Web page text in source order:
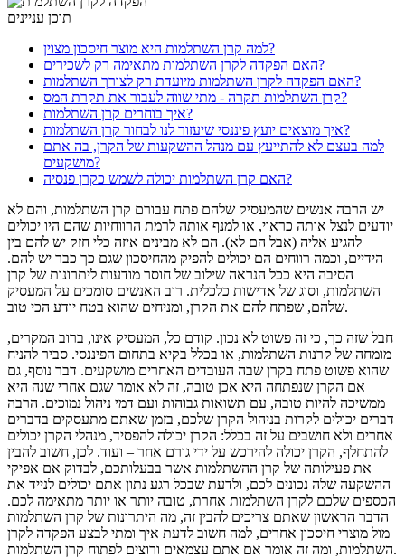
תוכן עניינים
למה קרן השתלמות היא מוצר חיסכון מצוין?
האם הפקדה לקרן השתלמות מתאימה רק לשכירים?
האם הפקדה לקרן השתלמות מיועדת רק לצורך השתלמות?
קרן השתלמות תקרה - מתי שווה לעבור את תקרת המס?
איך בוחרים קרן השתלמות?
איך מוצאים יועץ פיננסי שיעזור לנו לבחור קרן השתלמות?
למה בעצם לא להתייעץ עם מנהל ההשקעות של הקרן, בה אתם
מושקעים?
האם קרן השתלמות יכולה לשמש כקרן פנסיה?
יש הרבה אנשים שהמעסיק שלהם פתח עבורם קרן השתלמות, והם לא
יודעים לנצל אותה כראוי, או למנף אותה לרמת הרווחיות שהם היו יכולים
להגיע אליה (אבל הם לא). הם לא מבינים איזה כלי חזק יש להם בין
הידיים, וכמה רווחים הם יכולים להפיק מהחיסכון שגם כך כבר יש להם.
הסיבה היא ככל הנראה שילוב של חוסר מודעות ליתרונות של קרן
השתלמות, וסוג של אדישות כלכלית. רוב האנשים סומכים על המעסיק
שלהם, שפתח להם את הקרן, ומניחים שהוא בטח יודע הכי טוב.
חבל שזה כך, כי זה פשוט לא נכון. קודם כל, המעסיק אינו, ברוב המקרים,
מומחה של קרנות השתלמות, או בכלל בקיא בתחום הפיננסי. סביר להניח
שהוא פשוט פתח בקרן שבה העובדים האחרים מושקעים. דבר נוסף, גם
אם הקרן שנפתחה היא אכן טובה, זה לא אומר שגם אחרי שנה היא
ממשיכה להיות טובה, עם תשואות גבוהות ועם דמי ניהול נמוכים. הרבה
דברים יכולים לקרות בניהול הקרן שלכם, בזמן שאתם מתעסקים בדברים
אחרים ולא חושבים על זה בכלל: הקרן יכולה להפסיד, מנהלי הקרן יכולים
להתחלף, הקרן יכולה להירכש על ידי גורם אחר – ועוד. לכן, חשוב להבין
את פעילותה של קרן ההשתלמות אשר בבעלותכם, לבדוק אם אפיקי
ההשקעה שלה נכונים לכם, ולדעת שבכל רגע נתון אתם יכולים לנייד את
הכספים שלכם לקרן השתלמות אחרת, טובה יותר או יותר מתאימה לכם.
הדבר הראשון שאתם צריכים להבין זה, מה היתרונות של קרן השתלמות
מול מוצרי חיסכון אחרים, למה חשוב לדעת איך ומתי לבצע הפקדה לקרן
השתלמות, ומה זה אומר אם אתם עצמאים ורוצים לפתוח קרן השתלמות.